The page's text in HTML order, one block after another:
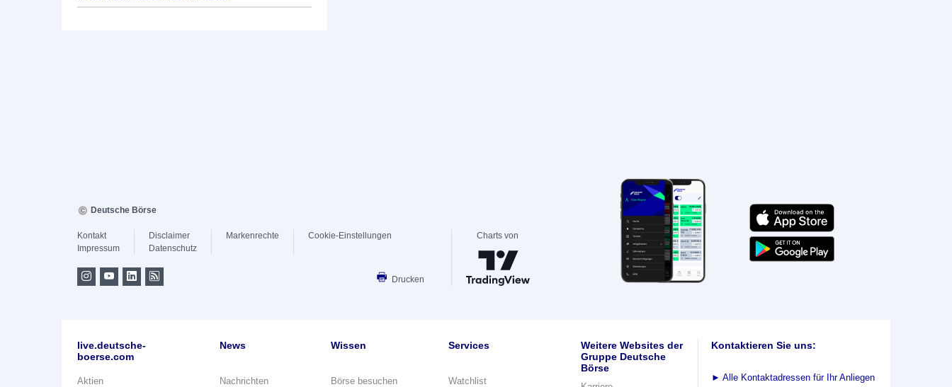
Deutsche Börse
Kontakt
Impressum
Disclaimer
Datenschutz
Markenrechte Cookie-Einstellungen
Drucken
Charts von
live.deutsche-
boerse.com
Aktien
News
Nachrichten
Wissen
Börse besuchen
Services
Watchlist
Weitere Websites der
Gruppe Deutsche
Börse
Kontaktieren Sie uns:
► Alle Kontaktadressen für Ihr Anliegen